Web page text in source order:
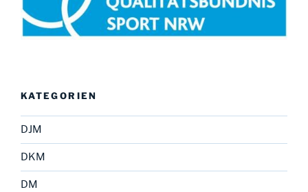
KATEGORIEN
DJM
DKM
DM